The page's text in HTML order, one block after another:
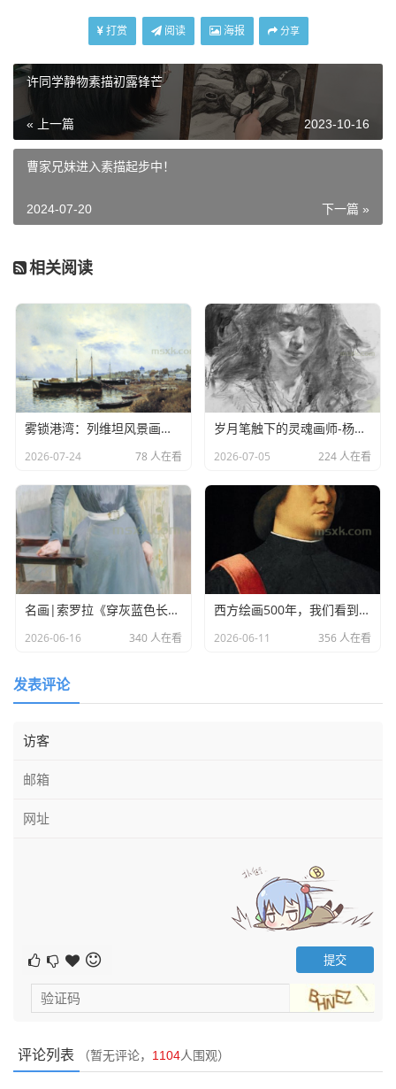
打赏 阅读 海报 分享
许同学静物素描初露锋芒
« 上一篇 2023-10-16
曹家兄妹进入素描起步中！
下一篇 »
2024-07-20
相关阅读
雾锁港湾：列维坦风景画中的水岸诗意
2026-07-24 78 人在看
岁月笔触下的灵魂画师-杨国祥素描作品欣赏
2026-07-05 224 人在看
名画|索罗拉《穿灰蓝色长裙的克洛蒂尔德》
2026-06-16 340 人在看
西方绘画500年，我们看到了什么？
2026-06-11 356 人在看
发表评论
评论列表 （暂无评论， 1104人围观）